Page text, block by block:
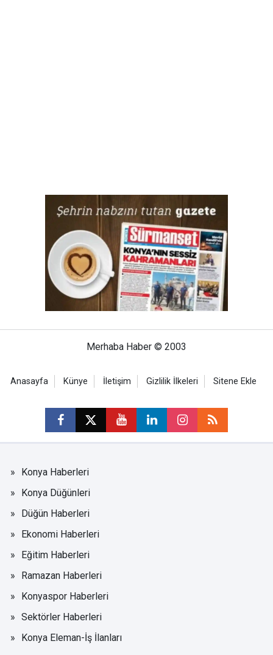
Merhaba Haber © 2003
Anasayfa Künye İletişim Gizlilik İlkeleri Sitene Ekle
Konya Haberleri
Konya Düğünleri
Düğün Haberleri
Ekonomi Haberleri
Eğitim Haberleri
Ramazan Haberleri
Konyaspor Haberleri
Sektörler Haberleri
Konya Eleman-İş İlanları